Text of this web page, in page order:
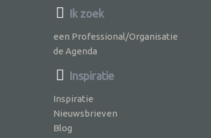
Ik zoek
een Professional/Organisatie
de Agenda
Inspiratie
Inspiratie
Nieuwsbrieven
Blog